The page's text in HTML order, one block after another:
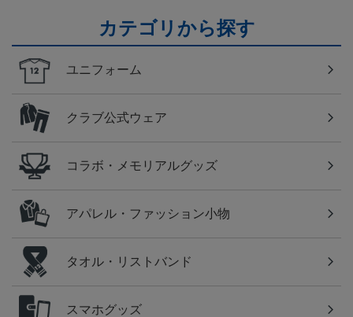
カテゴリから探す
ユニフォーム
クラブ公式ウェア
コラボ・メモリアルグッズ
アパレル・ファッション小物
タオル・リストバンド
スマホグッズ